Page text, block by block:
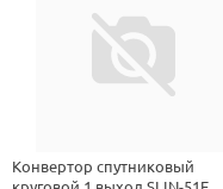
Конвертор спутниковый